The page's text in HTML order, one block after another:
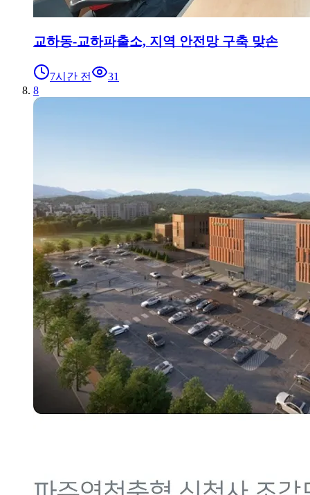
교하동-교하파출소, 지역 안전망 구축 맞손
7시간 전
31
8